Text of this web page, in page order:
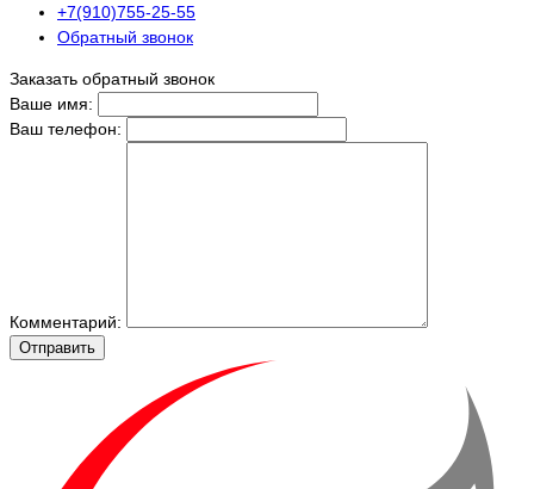
+7(910)755-25-55
Обратный звонок
Заказать обратный звонок
Ваше имя:
Ваш телефон:
Комментарий:
Отправить